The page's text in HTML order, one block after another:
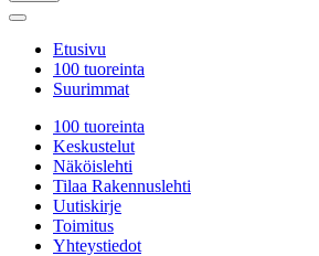
Etusivu
100 tuoreinta
Suurimmat
100 tuoreinta
Keskustelut
Näköislehti
Tilaa Rakennuslehti
Uutiskirje
Toimitus
Yhteystiedot